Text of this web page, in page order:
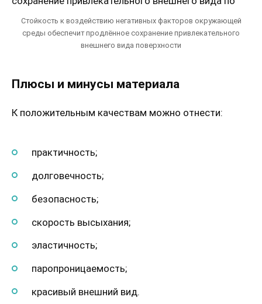
Стойкость к воздействию негативных факторов окружающей
среды обеспечит продлённое сохранение привлекательного
внешнего вида поверхности
Плюсы и минусы материала
К положительным качествам можно отнести:
практичность;
долговечность;
безопасность;
скорость высыхания;
эластичность;
паропроницаемость;
красивый внешний вид.